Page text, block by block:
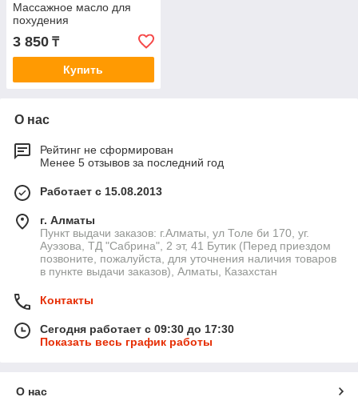
Массажное масло для
похудения
3 850 ₸
Купить
О нас
Рейтинг не сформирован
Менее 5 отзывов за последний год
Работает с 15.08.2013
г. Алматы
Пункт выдачи заказов: г.Алматы, ул Толе би 170, уг.
Ауэзова, ТД "Сабрина", 2 эт, 41 Бутик (Перед приездом
позвоните, пожалуйста, для уточнения наличия товаров
в пункте выдачи заказов), Алматы, Казахстан
Контакты
Сегодня работает с 09:30 до 17:30
Показать весь график работы
О нас